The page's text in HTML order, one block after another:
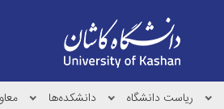
ریاست دانشگاه دانشکده‌ها